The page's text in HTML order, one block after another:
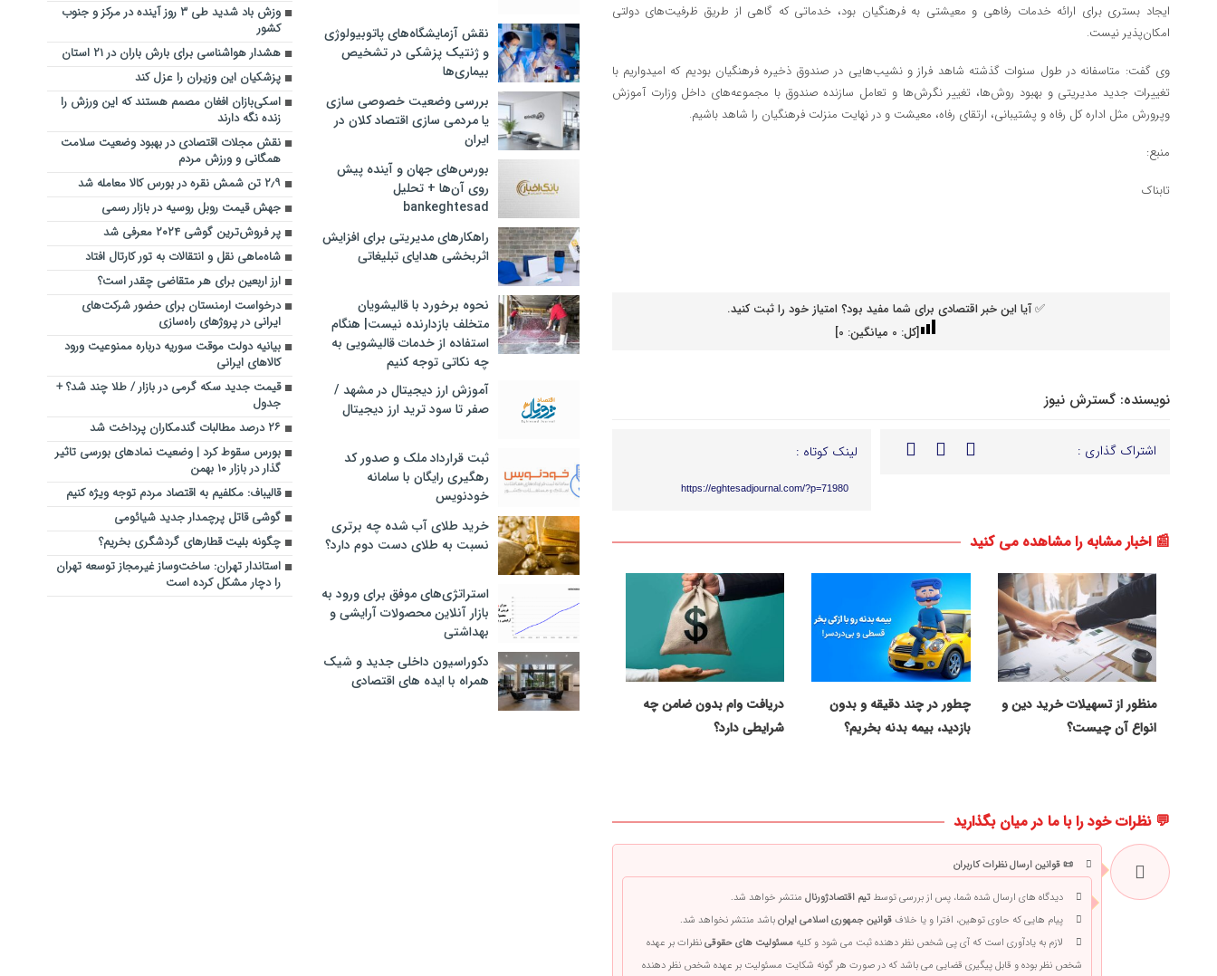
ایجاد بستری برای ارائه خدمات رفاهی و معیشتی به فرهنگیان بود، خدماتی که گاهی از طریق ظرفیت‌های دولتی
امکان‌پذیر نیست.
وی گفت: متاسفانه در طول سنوات گذشته شاهد فراز و نشیب‌هایی در صندوق ذخیره فرهنگیان بودیم که امیدواریم با
تغییرات جدید مدیریتی و بهبود روش‌ها، تغییر نگرش‌ها و تعامل سازنده صندوق با مجموعه‌های داخل وزارت آموزش
وپرورش مثل اداره کل رفاه و پشتیبانی، ارتقای رفاه، معیشت و در نهایت منزلت فرهنگیان را شاهد باشیم.
منبع:
تابناک
✅ آیا این خبر اقتصادی برای شما مفید بود؟ امتیاز خود را ثبت کنید.
[کل: 0 میانگین: 0
]
نویسنده: گسترش نیوز
اشتراک گذاری : لینک کوتاه :
https://eghtesadjournal.com/?p=71980
📰 اخبار مشابه را مشاهده می کنید
منظور از تسهیلات خرید دین و
انواع آن چیست؟
چطور در چند دقیقه و بدون
بازدید، بیمه بدنه بخریم؟
دریافت وام بدون ضامن چه
شرایطی دارد؟
💬 نظرات خود را با ما در میان بگذارید
📜 قوانین ارسال نظرات کاربران
دیدگاه های ارسال شده شما، پس از بررسی توسط تیم اقتصادژورنال منتشر خواهد شد.
پیام هایی که حاوی توهین، افترا و یا خلاف قوانین جمهوری اسلامی ایرانباشد منتشر نخواهد شد.
لازم به یادآوری است که آی پی شخص نظر دهنده ثبت می شود و کلیه مسئولیت های حقوقینظرات بر عهده
شخص نظر بوده و قابل پیگیری قضایی می باشد که در صورت هر گونه شکایت مسئولیت بر عهده شخص نظر دهنده
نقش آزمایشگاه‌های پاتوبیولوژی
و ژنتیک پزشکی در تشخیص
بیماری‌ها
بررسی وضعیت خصوصی سازی
یا مردمی سازی اقتصاد کلان در
ایران
بورس‌های جهان و آینده پیش
روی آن‌ها + تحلیل
bankeghtesad
راهکارهای مدیریتی برای افزایش
اثربخشی هدایای تبلیغاتی
نحوه برخورد با قالیشویان
متخلف بازدارنده نیست| هنگام
استفاده از خدمات قالیشویی به
چه نکاتی توجه کنیم
آموزش ارز دیجیتال در مشهد /
صفر تا سود ترید ارز دیجیتال
ثبت قرارداد ملک و صدور کد
رهگیری رایگان با سامانه
خودنویس
خرید طلای آب شده چه برتری
نسبت به طلای دست دوم دارد؟
استراتژی‌های موفق برای ورود به
بازار آنلاین محصولات آرایشی و
بهداشتی
دکوراسیون داخلی جدید و شیک
همراه با ایده های اقتصادی
وزش باد شدید طی ۳ روز آینده در مرکز و جنوب
کشور
هشدار هواشناسی برای بارش باران در ۲۱ استان
پزشکیان این وزیران را عزل کند
اسکی‌بازان افغان مصمم هستند که این ورزش را
زنده نگه دارند
نقش مجلات اقتصادی در بهبود وضعیت سلامت
همگانی و ورزش مردم
۲٫۹ تن شمش نقره در بورس کالا معامله شد
جهش قیمت روبل روسیه در بازار رسمی
پر فروش‌ترین گوشی ۲۰۲۴ معرفی شد
شاه‌ماهی نقل و انتقالات به تور کارتال افتاد
ارز اربعین برای هر متقاضی چقدر است؟
درخواست ارمنستان برای حضور شرکت‌های
ایرانی در پروژهای راه‌سازی
بیانیه دولت موقت سوریه درباره ممنوعیت ورود
کالاهای ایرانی
قیمت جدید سکه گرمی در بازار / طلا چند شد؟ +
جدول
۲۶ درصد مطالبات گندمکاران پرداخت شد
بورس سقوط کرد | وضعیت نمادهای بورسی تاثیر
گذار در بازار ۱۰ بهمن
قالیباف: ‌مکلفیم ‌به ‌اقتصاد مردم توجه ویژه کنیم‌
گوشی قاتل پرچمدار جدید شیائومی
چگونه بلیت قطار‌های گردشگری بخریم؟
استاندار تهران: ساخت‌وساز غیرمجاز توسعه تهران
را دچار مشکل کرده است